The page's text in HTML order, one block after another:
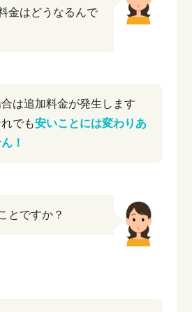
金はどうなるんで
は追加料金が発生します
でも安いことには変わりあ
！
とですか？